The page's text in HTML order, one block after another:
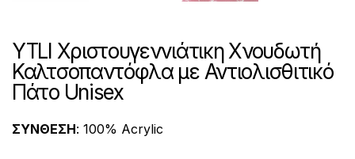
YTLI Χριστουγεννιάτικη Χνουδωτή
Καλτσοπαντόφλα με Αντιολισθιτικό
Πάτο Unisex
ΣΥΝΘΕΣΗ: 100% Acrylic